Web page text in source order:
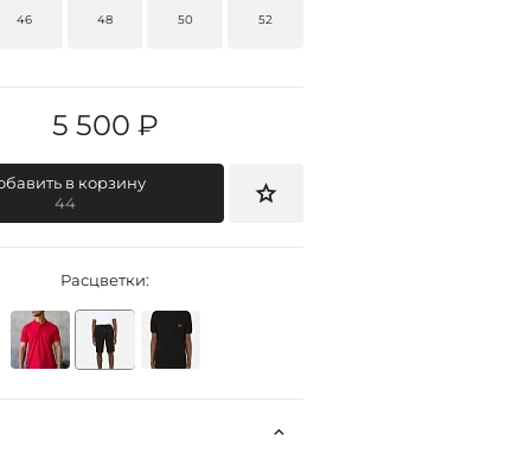
46 48 50 52
5 500 ₽
в корзину
44
Расцветки: